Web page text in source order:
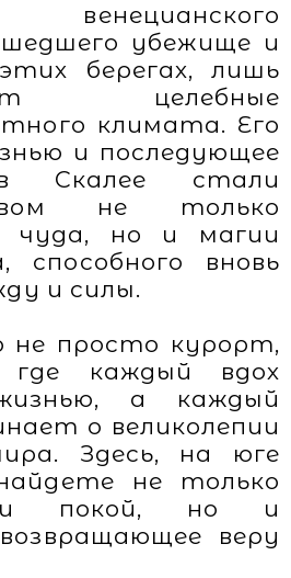
убежище и
берегах, лишь
целебные
климата. Его
и последующее
в Скалее стали
не только
чуда, но и магии
способного вновь
и силы.
не просто курорт,
каждый вдох
а каждый
о великолепии
Здесь, на юге
не только
и покой, но и
веру